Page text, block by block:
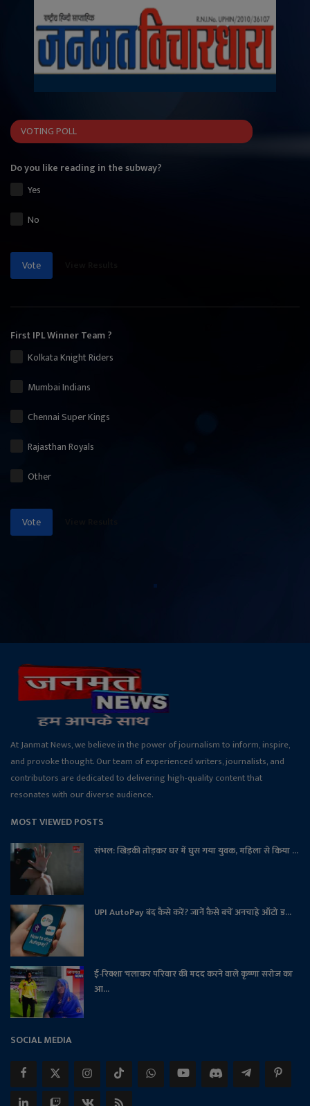
VOTING POLL
Do you like reading in the subway?
Yes
No
Vote
First IPL Winner Team ?
Kolkata Knight Riders
Mumbai Indians
Chennai Super Kings
Rajasthan Royals
Other
Vote
At Janmat News, we believe in the power of journalism to inform, inspire,
and provoke thought. Our team of experienced writers, journalists, and
contributors are dedicated to delivering high-quality content that
resonates with our diverse audience.
MOST VIEWED POSTS
संभल: खिड़की तोड़कर घर में घुस गया युवक, महिला से किया ...
UPI AutoPay बंद कैसे करें? जानें कैसे बचें अनचाहे ऑटो ड...
ई-रिक्शा चलाकर परिवार की मदद करने वाले कृष्णा सरोज का
आ...
SOCIAL MEDIA